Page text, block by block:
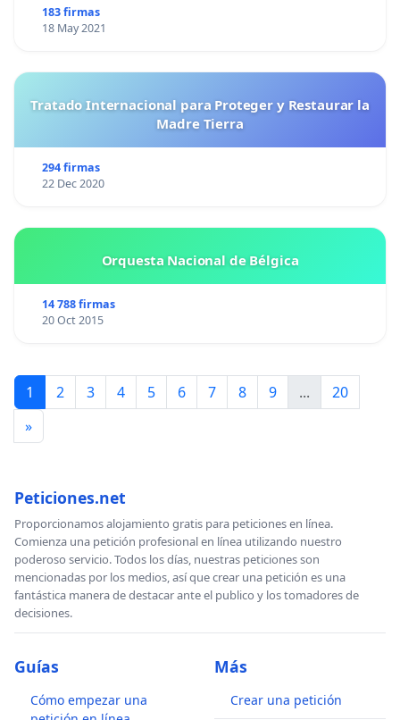
183 firmas
18 May 2021
Tratado Internacional para Proteger y Restaurar la
Madre Tierra
294 firmas
22 Dec 2020
Orquesta Nacional de Bélgica
14 788 firmas
20 Oct 2015
1 2 3 4 5 6 7 8 9 ...
20
»
Peticiones.net
Proporcionamos alojamiento gratis para peticiones en línea.
Comienza una petición profesional en línea utilizando nuestro
poderoso servicio. Todos los días, nuestras peticiones son
mencionadas por los medios, así que crear una petición es una
fantástica manera de destacar ante el publico y los tomadores de
decisiones.
Guías
Cómo empezar una
Más
Crear una petición